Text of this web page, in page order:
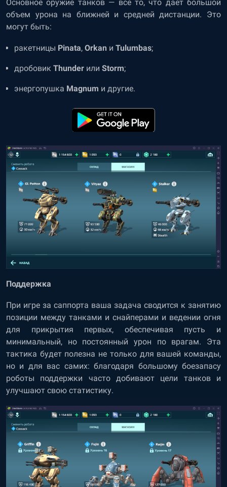
Основное оружие танков — все то, что дает большой
объем урона на ближней и средней дистанции. Это
могут быть:
ракетницы Pinata, Orkan и Tulumbas;
дробовик Thunder или Storm;
энергопушка Magnum и другие.
Поддержка
При игре за саппорта ваша задача сводится к занятию
позиции между танками и снайперами и ведении огня
для прикрытия первых, обеспечивая пусть и
минимальный, но постоянный урон по врагам. Эта
тактика будет полезна не только для вашей команды,
но и для вас самих: благодаря большому боезапасу
роботы поддержки часто добивают цели танков и
улучшают свою статистику.